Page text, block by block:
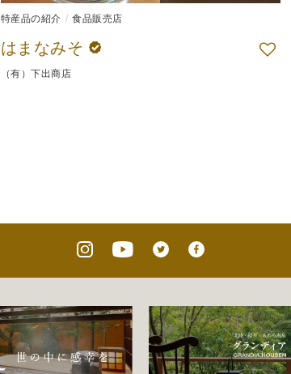
特産品の紹介 食品販売店
はまなみそ
（有）下出商店